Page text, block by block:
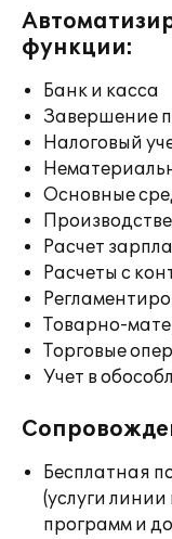
функции:
Банк и касса
Завершение
Налоговый
Основные
Расчет
Расчеты с
Товарно-
Торговые
Учет в
Бесплатная
(услуги
программ и